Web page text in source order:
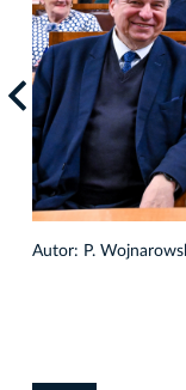
Autor: P.